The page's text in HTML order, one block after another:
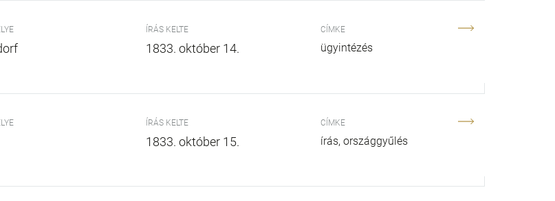
ÍRÁS KELTE
1833. október 14.
CÍMKE
ügyintézés
ÍRÁS KELTE
1833. október 15.
CÍMKE
írás országgyűlés